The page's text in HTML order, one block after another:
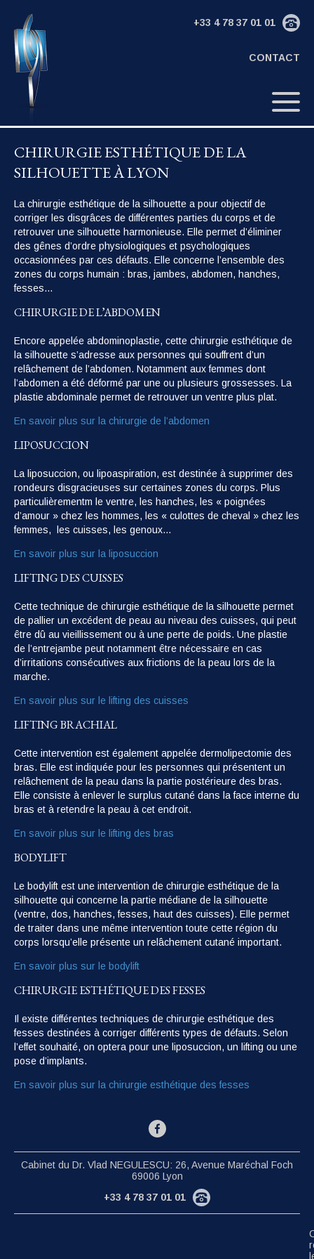
+33 4 78 37 01 01
CONTACT
CHIRURGIE ESTHÉTIQUE DE LA
SILHOUETTE À LYON
La chirurgie esthétique de la silhouette a pour objectif de
corriger les disgrâces de différentes parties du corps et de
retrouver une silhouette harmonieuse. Elle permet d’éliminer
des gênes d’ordre physiologiques et psychologiques
occasionnées par ces défauts. Elle concerne l’ensemble des
zones du corps humain : bras, jambes, abdomen, hanches,
fesses…
CHIRURGIE DE L’ABDOMEN
Encore appelée abdominoplastie, cette chirurgie esthétique de
la silhouette s’adresse aux personnes qui souffrent d’un
relâchement de l’abdomen. Notamment aux femmes dont
l’abdomen a été déformé par une ou plusieurs grossesses. La
plastie abdominale permet de retrouver un ventre plus plat.
En savoir plus sur la chirurgie de l’abdomen
LIPOSUCCION
La liposuccion, ou lipoaspiration, est destinée à supprimer des
rondeurs disgracieuses sur certaines zones du corps. Plus
particulièrementm le ventre, les hanches, les « poignées
d’amour » chez les hommes, les « culottes de cheval » chez les
femmes, les cuisses, les genoux…
En savoir plus sur la liposuccion
LIFTING DES CUISSES
Cette technique de chirurgie esthétique de la silhouette permet
de pallier un excédent de peau au niveau des cuisses, qui peut
être dû au vieillissement ou à une perte de poids. Une plastie
de l’entrejambe peut notamment être nécessaire en cas
d’irritations consécutives aux frictions de la peau lors de la
marche.
En savoir plus sur le lifting des cuisses
LIFTING BRACHIAL
Cette intervention est également appelée dermolipectomie des
bras. Elle est indiquée pour les personnes qui présentent un
relâchement de la peau dans la partie postérieure des bras.
Elle consiste à enlever le surplus cutané dans la face interne du
bras et à retendre la peau à cet endroit.
En savoir plus sur le lifting des bras
BODYLIFT
Le bodylift est une intervention de chirurgie esthétique de la
silhouette qui concerne la partie médiane de la silhouette
(ventre, dos, hanches, fesses, haut des cuisses). Elle permet
de traiter dans une même intervention toute cette région du
corps lorsqu’elle présente un relâchement cutané important.
En savoir plus sur le bodylift
CHIRURGIE ESTHÉTIQUE DES FESSES
Il existe différentes techniques de chirurgie esthétique des
fesses destinées à corriger différents types de défauts. Selon
l’effet souhaité, on optera pour une liposuccion, un lifting ou une
pose d’implants.
En savoir plus sur la chirurgie esthétique des fesses
Cabinet du Dr. Vlad NEGULESCU: 26, Avenue Maréchal Foch
69006 Lyon
+33 4 78 37 01 01